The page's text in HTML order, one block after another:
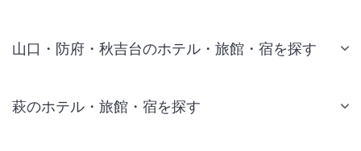
山口・防府・秋吉台のホテル・旅館・宿を探す
萩のホテル・旅館・宿を探す